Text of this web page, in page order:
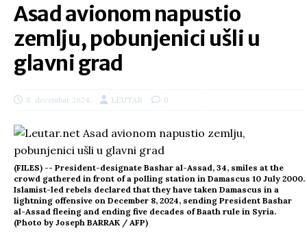
Asad avionom napustio
zemlju, pobunjenici ušli u
glavni grad
8. decembar 2024. LEUTAR 0
(FILES) -- President-designate Bashar al-Assad, 34, smiles at the
crowd gathered in front of a polling station in Damascus 10 July 2000.
Islamist-led rebels declared that they have taken Damascus in a
lightning offensive on December 8, 2024, sending President Bashar
al-Assad fleeing and ending five decades of Baath rule in Syria.
(Photo by Joseph BARRAK / AFP)